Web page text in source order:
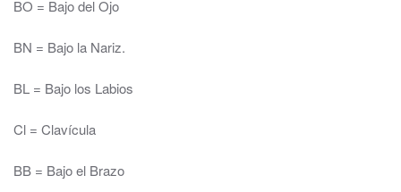
BO = Bajo del Ojo
BN = Bajo la Nariz.
BL = Bajo los Labios
Cl = Clavícula
BB = Bajo el Brazo